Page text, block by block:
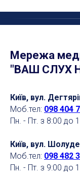
Мережа
"ВАШ СЛУХ
Київ, вул.
Моб.тел: 098 404
Пн. - Пт. з 8:00 до
Київ, вул.
Моб.тел: 098 482
Пн. - Пт. з 9:00 до